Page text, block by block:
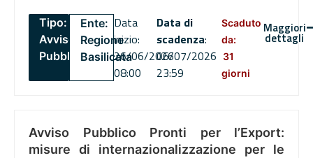
Tipo:
Avviso
Pubblico
Ente:
Regione
Basilicata
Data
inizio:
26/06/2026
08:00
Data di
scadenza:
06/07/2026
23:59
Scaduto
da:
31
giorni
Maggiori
dettagli
Avviso Pubblico Pronti per l’Export:
misure di internazionalizzazione per le